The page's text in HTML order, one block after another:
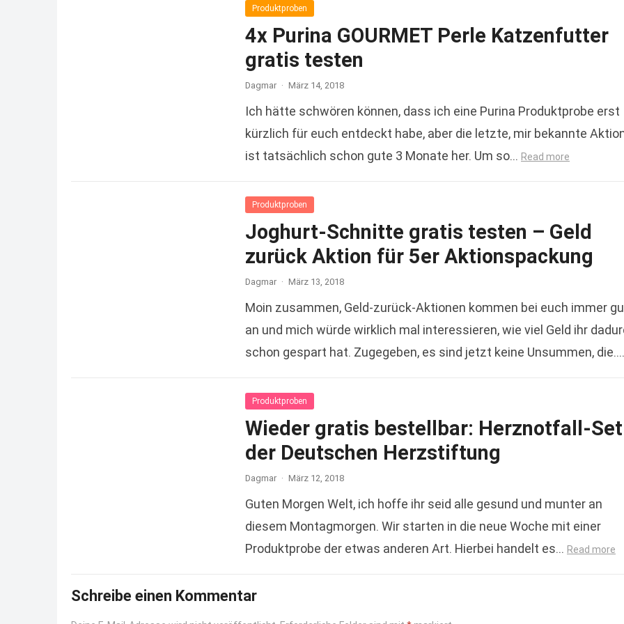
Produktproben
4x Purina GOURMET Perle Katzenfutter
gratis testen
Dagmar · März 14, 2018
Ich hätte schwören können, dass ich eine Purina Produktprobe erst
kürzlich für euch entdeckt habe, aber die letzte, mir bekannte
ist tatsächlich schon gute 3 Monate her. Um so… Read more
Produktproben
Joghurt-Schnitte gratis testen – Geld
zurück Aktion für 5er Aktionspackung
Dagmar · März 13, 2018
Moin zusammen, Geld-zurück-Aktionen kommen bei euch immer
an und mich würde wirklich mal interessieren, wie viel Geld ihr
schon gespart hat. Zugegeben, es sind jetzt keine Unsummen, die…
Produktproben
Wieder gratis bestellbar: Herznotfall-Set
der Deutschen Herzstiftung
Dagmar · März 12, 2018
Guten Morgen Welt, ich hoffe ihr seid alle gesund und munter an
diesem Montagmorgen. Wir starten in die neue Woche mit einer
Produktprobe der etwas anderen Art. Hierbei handelt es… Read more
Schreibe einen Kommentar